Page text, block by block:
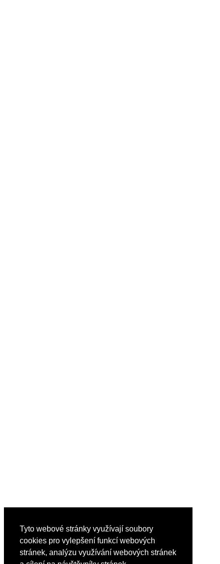
Tyto webové stránky využívají soubory
cookies pro vylepšení funkcí webových
stránek, analýzu využívání webových stránek